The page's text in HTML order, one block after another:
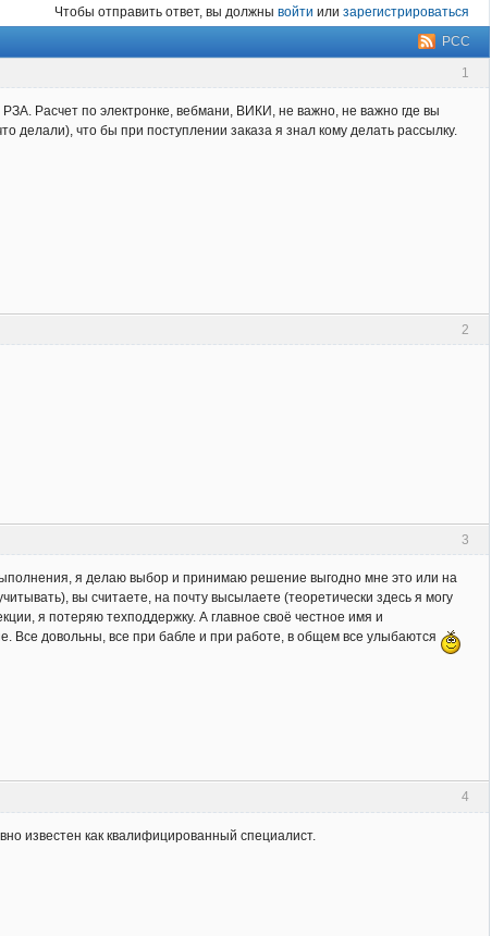
Чтобы отправить ответ, вы должны войти или зарегистрироваться
РСС
1
Расчет по электронке, вебмани, ВИКИ, не важно, не важно где вы
делали), что бы при поступлении заказа я знал кому делать рассылку.
2
3
я делаю выбор и принимаю решение выгодно мне это или на
вы считаете, на почту высылаете (теоретически здесь я могу
я потеряю техподдержку. А главное своё честное имя и
Все довольны, все при бабле и при работе, в общем все улыбаются
4
известен как квалифицированный специалист.